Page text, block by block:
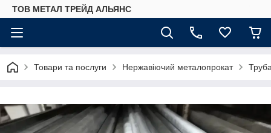
ТОВ МЕТАЛ ТРЕЙД АЛЬЯНС
Товари та послуги Нержавіючий металопрокат